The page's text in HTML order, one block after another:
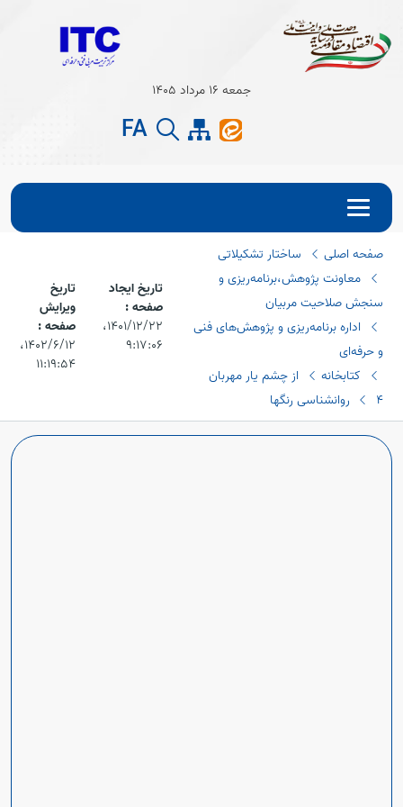
Open
جمعه 16 مرداد 1405
FA
صفحه اصلی
ساختار تشکیلاتی
معاونت پژوهش،برنامه‌ریزی و
سنجش صلاحیت مربیان
اداره برنامه‌ریزی و پژوهش‌های فنی
و حرفه‌ای
کتابخانه
از چشم یار مهربان
4 روانشناسی رنگها
تاریخ ایجاد
صفحه :
۱۴۰۱/۱۲/۲۲،‏
۹:۱۷:۰۶
تاریخ
ویرایش
صفحه :
۱۴۰۲/۶/۱۲،‏
۱۱:۱۹:۵۴